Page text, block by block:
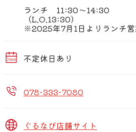
ランチ 11:30〜14:30
（L.O.13:30）
※2025年7月1日よりランチ営
不定休日あり
078-333-7080
ぐるなび店舗サイト